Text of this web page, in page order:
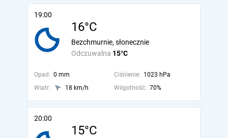
19:00
16°C
Odczuwalna 15°C
Bezchmurnie, słonecznie
Opad: 0 mm Ciśnienie: 1023 hPa
Wiatr:
18 km/h Wilgotność: 70%
20:00
15°C